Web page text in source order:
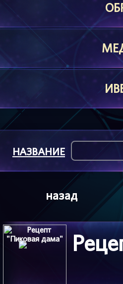
назад
НАЗВАНИЕ